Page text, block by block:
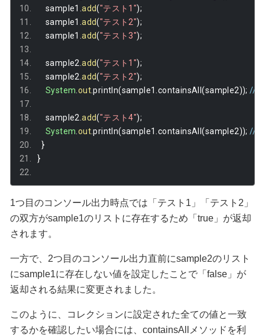
    sample1
.add("テスト1");
    sample1
.add("テスト2");
    sample1
.add("テスト3");
    sample2
.add("テスト1");
    sample2
.add("テスト2");
System out.println(sample1 containsAll(sample2)); //
    sample2
.add("テスト4");
System out.println(sample1 containsAll(sample2)); //
}
}
1つ目のコンソール出力時点では「テスト1」「テスト2」
の双方がsample1のリストに存在するため「true」が返却
されます。
一方で、2つ目のコンソール出力直前にsample2のリスト
にsample1に存在しない値を設定したことで「false」が
返却される結果に変更されました。
このように、コレクションに設定された全ての値と一致
するかを確認したい場合には、containsAllメソッドを利